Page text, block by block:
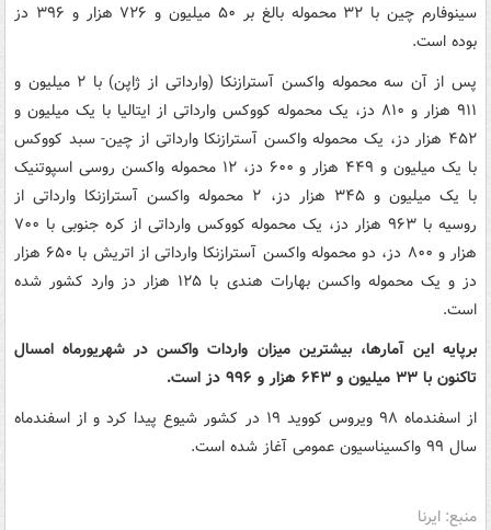
سینوفارم چین با ۳۲ محموله بالغ بر ۵۰ میلیون و ۷۲۶ هزار و ۳۹۶ دز
بوده است.
پس از آن سه محموله واکسن آسترازنکا (وارداتی از ژاپن) با ۲ میلیون و
۹۱۱ هزار و ۸۱۰ دز، یک محموله کووکس وارداتی از ایتالیا با یک میلیون و
۴۵۲ هزار دز، یک محموله واکسن آسترازنکا وارداتی از چین- سبد کووکس
با یک میلیون و ۴۴۹ هزار و ۶۰۰ دز، ۱۲ محموله واکسن روسی اسپوتنیک
با یک میلیون و ۳۴۵ هزار دز، ۲ محموله واکسن آسترازنکا وارداتی از
روسیه با ۹۶۳ هزار دز، یک محموله کووکس وارداتی از کره جنوبی با ۷۰۰
هزار و ۸۰۰ دز، دو محموله واکسن آسترازنکا وارداتی از اتریش با ۶۵۰ هزار
دز و یک محموله واکسن بهارات هندی با ۱۲۵ هزار دز وارد کشور شده
است.
برپایه این آمارها، بیشترین میزان واردات واکسن در شهریورماه امسال
تاکنون با ۳۳ میلیون و ۶۴۳ هزار و ۹۹۶ دز است.
از اسفندماه ۹۸ ویروس کووید ۱۹ در کشور شیوع پیدا کرد و از اسفندماه
سال ۹۹ واکسیناسیون عمومی آغاز شده است.
منبع: ایرنا